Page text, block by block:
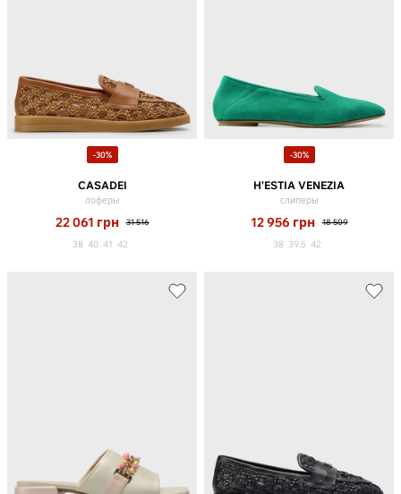
-30%
CASADEI
лоферы
22 061 грн 31 516
38 40 41 42
-30%
H'ESTIA VENEZIA
слиперы
12 956 грн 18 509
38 39.5 42